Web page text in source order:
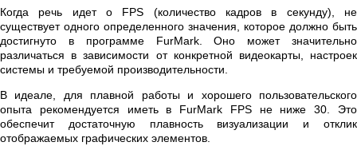
Когда речь идет о FPS (количество кадров в секунду), не
существует одного определенного значения, которое должно быть
достигнуто в программе FurMark. Оно может значительно
различаться в зависимости от конкретной видеокарты, настроек
системы и требуемой производительности.
В идеале, для плавной работы и хорошего пользовательского
опыта рекомендуется иметь в FurMark FPS не ниже 30. Это
обеспечит достаточную плавность визуализации и отклик
отображаемых графических элементов.